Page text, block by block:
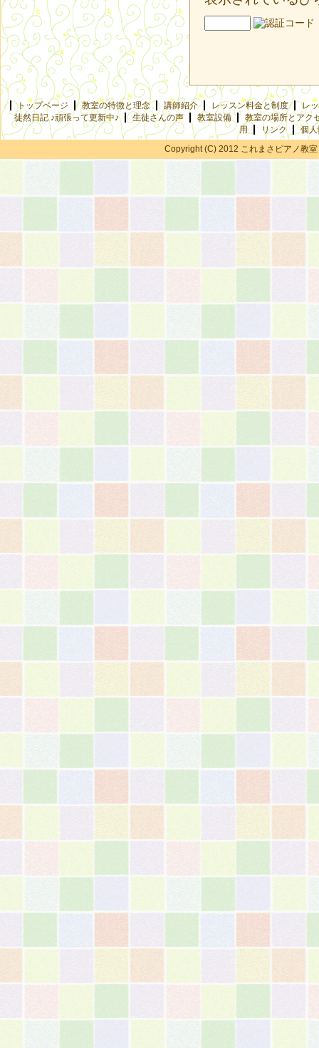
トップページ 教室の特徴と理念 講師紹介 レッスン料金と制度
レ
徒然日記 ♪頑張って更新中♪
生徒さんの声 教室設備
教室の場所とアク
用
リンク
個
Copyright (C) 2012 これまさピアノ教